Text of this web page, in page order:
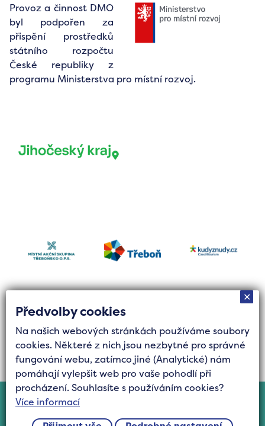
Provoz a činnost DMO
byl podpořen za
přispění prostředků
státního rozpočtu
České republiky z
programu Ministerstva pro místní rozvoj.
Tvorba stránek byla finančně podpořena Jihočeským
krajem z grantového fondu Podpora cestovního
ruchu.
Cookies
©2025 Všechna práva vyhrazena Turistická
Předvolby cookies
Na našich webových stránkách používáme soubory
cookies. Některé z nich jsou nezbytné pro správné
fungování webu, zatímco jiné (Analytické) nám
pomáhají vylepšit web pro vaše pohodlí při
procházení. Souhlasíte s používáním cookies?
Více informací
✕